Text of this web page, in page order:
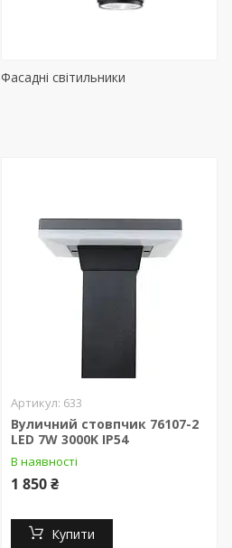
Фасадні світильники
633
Вуличний стовпчик 76107-2
LED 7W 3000K IP54
В наявності
1 850 ₴
Купити